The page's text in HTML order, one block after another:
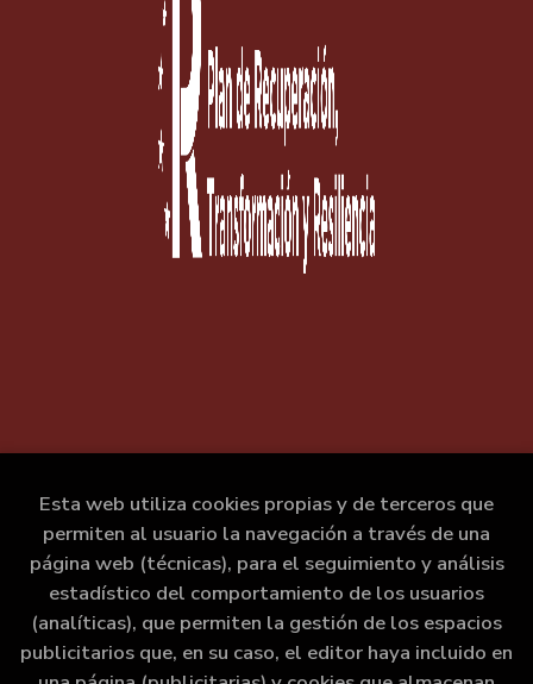
Esta web utiliza cookies propias y de terceros que
permiten al usuario la navegación a través de una
página web (técnicas), para el seguimiento y análisis
estadístico del comportamiento de los usuarios
(analíticas), que permiten la gestión de los espacios
publicitarios que, en su caso, el editor haya incluido en